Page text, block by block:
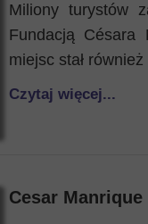
Miliony turystów
Fundacją Césara
miejsc stał
Czytaj więcej...
Cesar